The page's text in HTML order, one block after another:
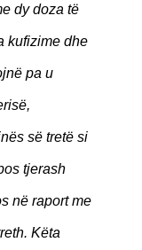
dy doza të
kufizime dhe
pa u
së tretë si
tjerash
në raport me
Këta